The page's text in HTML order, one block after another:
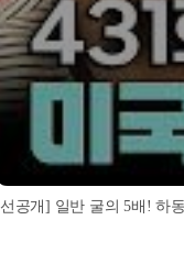
공개] 일반 굴의 5배! 하